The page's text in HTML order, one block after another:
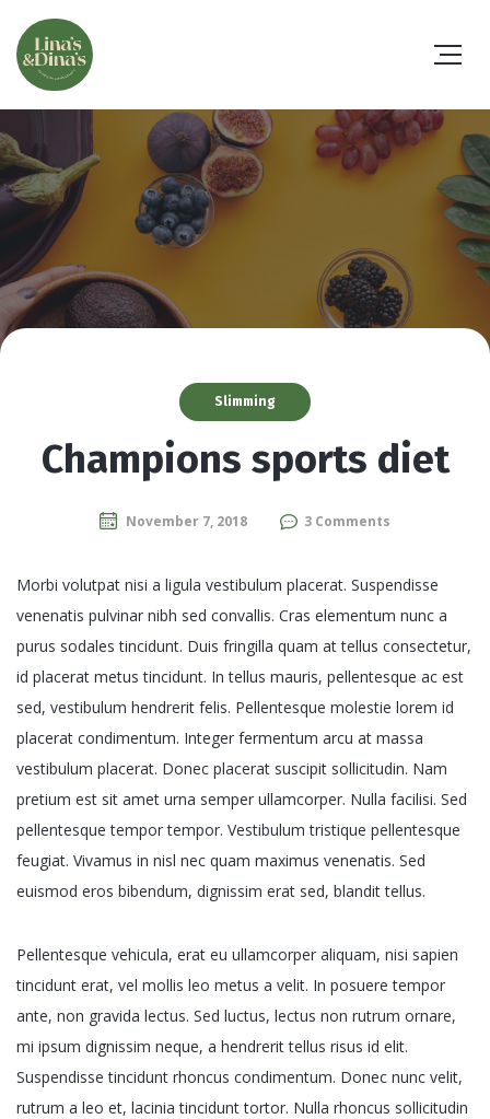
Slimming
Champions sports diet
November 7, 2018 3 Comments
Morbi volutpat nisi a ligula vestibulum placerat. Suspendisse
venenatis pulvinar nibh sed convallis. Cras elementum nunc a
purus sodales tincidunt. Duis fringilla quam at tellus consectetur,
id placerat metus tincidunt. In tellus mauris, pellentesque ac est
sed, vestibulum hendrerit felis. Pellentesque molestie lorem id
placerat condimentum. Integer fermentum arcu at massa
vestibulum placerat. Donec placerat suscipit sollicitudin. Nam
pretium est sit amet urna semper ullamcorper. Nulla facilisi. Sed
pellentesque tempor tempor. Vestibulum tristique pellentesque
feugiat. Vivamus in nisl nec quam maximus venenatis. Sed
euismod eros bibendum, dignissim erat sed, blandit tellus.
Pellentesque vehicula, erat eu ullamcorper aliquam, nisi sapien
tincidunt erat, vel mollis leo metus a velit. In posuere tempor
ante, non gravida lectus. Sed luctus, lectus non rutrum ornare,
mi ipsum dignissim neque, a hendrerit tellus risus id elit.
Suspendisse tincidunt rhoncus condimentum. Donec nunc velit,
rutrum a leo et, lacinia tincidunt tortor. Nulla rhoncus sollicitudin